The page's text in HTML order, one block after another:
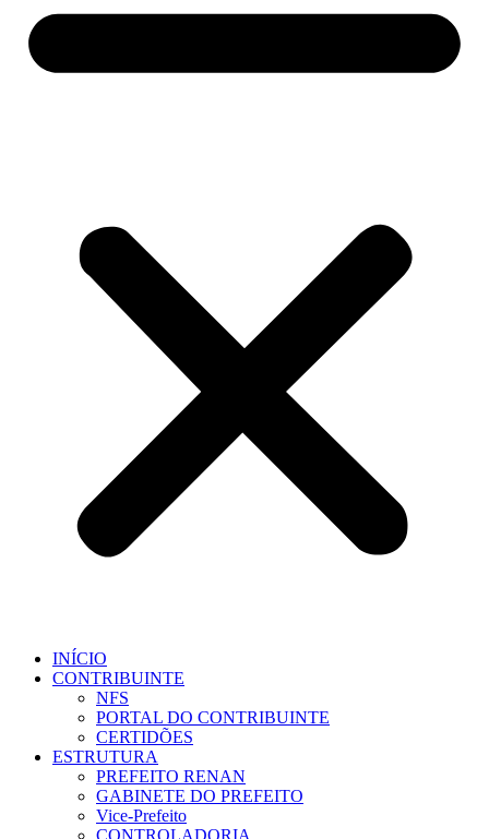
INÍCIO
CONTRIBUINTE
NFS
PORTAL DO CONTRIBUINTE
CERTIDÕES
ESTRUTURA
PREFEITO RENAN
GABINETE DO PREFEITO
Vice-Prefeito
CONTROLADORIA